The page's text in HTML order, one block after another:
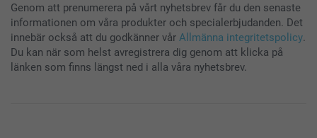
Genom att prenumerera på vårt nyhetsbrev får du den senaste
informationen om våra produkter och specialerbjudanden. Det
innebär också att du godkänner vår Allmänna integritetspolicy.
Du kan när som helst avregistrera dig genom att klicka på
länken som finns längst ned i alla våra nyhetsbrev.